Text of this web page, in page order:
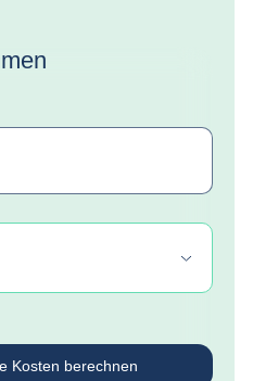
Kosten berechnen